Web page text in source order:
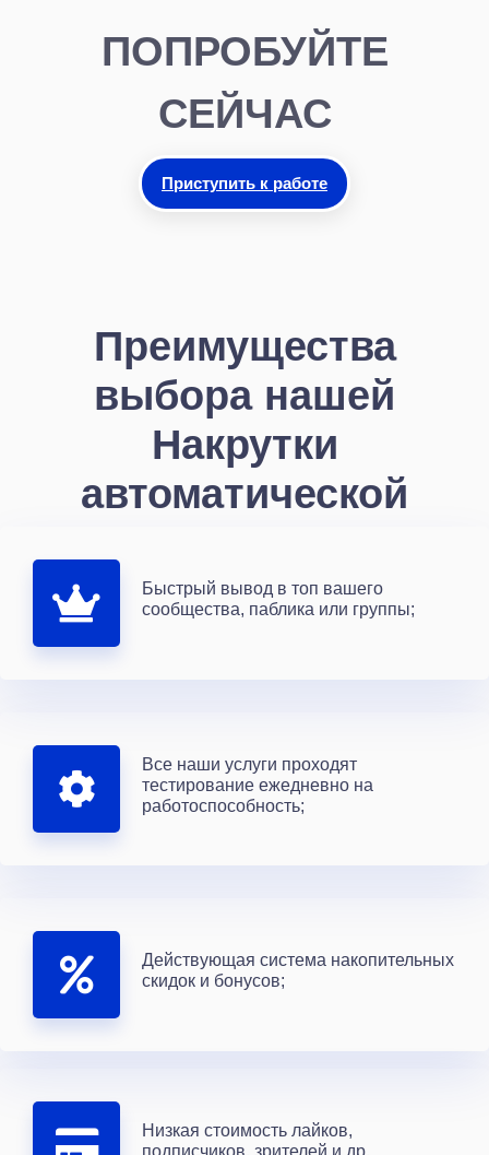
ПОПРОБУЙТЕ
СЕЙЧАС
Приступить к работе
Преимущества
выбора нашей
Накрутки
автоматической
Быстрый вывод в топ вашего
сообщества, паблика или группы;
Все наши услуги проходят
тестирование ежедневно на
работоспособность;
Действующая система накопительных
скидок и бонусов;
Низкая стоимость лайков,
подписчиков, зрителей и др.